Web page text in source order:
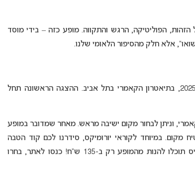
הפוליטיקה, הרגש והתקווה. מופע כזה – בידי מוסד
אלא חלק מהסיפור הלאומי שלנו.
המופע יעלה לשתי הצגות מיוחדות בלבד בתאריך 25 ביולי 2025, בתיאטרון הקאמרי בתל אביב. ההצגה הראשונה תחל
וניתן לבחור מקום ישיבה מראש. מאחר שמדובר במופע
מקום. במיוחד לקוראי יורומיקס, סידרנו לכם קוד הטבה
מיוחד לכרטיסים במחיר מוזל! במקום לשלם 300 ש”ח לכרטיס תוכלו להנות מהמופע רק ב-135 ש”ח! כנסו לאתר, בחרו